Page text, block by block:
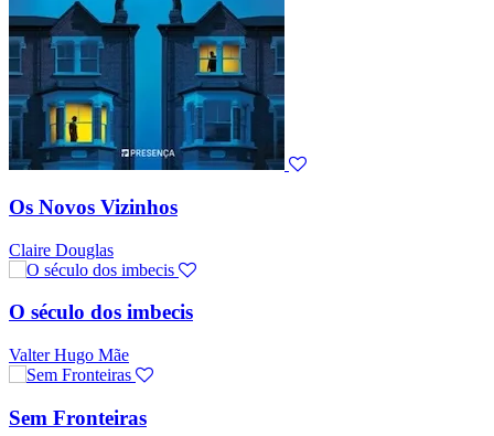
Os Novos Vizinhos
Claire Douglas
O século dos imbecis
Valter Hugo Mãe
Sem Fronteiras